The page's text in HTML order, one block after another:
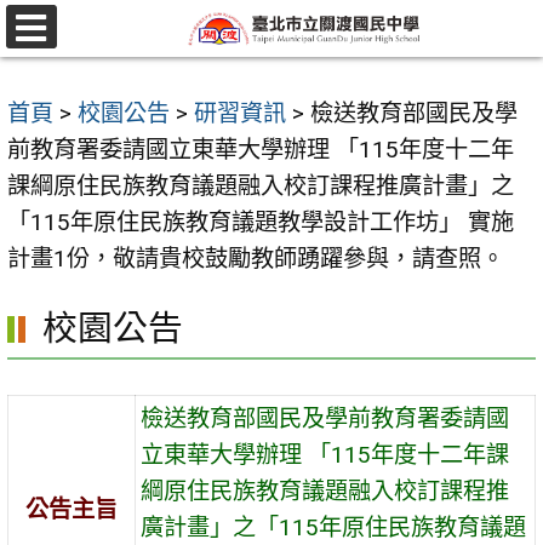
跳
至
要
內
容
選
單
首頁 > 校園公告 > 研習資訊 > 檢送教育部國民及學
前教育署委請國立東華大學辦理 「115年度十二年
課綱原住民族教育議題融入校訂課程推廣計畫」之
「115年原住民族教育議題教學設計工作坊」 實施
計畫1份，敬請貴校鼓勵教師踴躍參與，請查照。
校園公告
公告主旨
檢送教育部國民及學前教育署委請國
立東華大學辦理 「115年度十二年課
綱原住民族教育議題融入校訂課程推
廣計畫」之「115年原住民族教育議題